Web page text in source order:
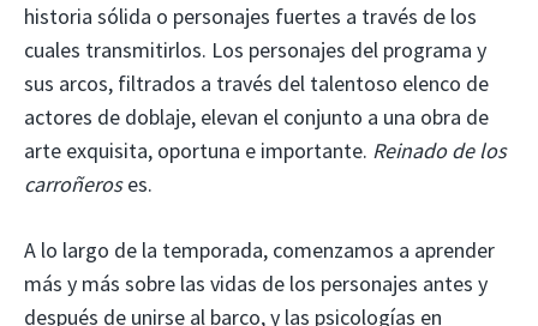
historia sólida o personajes fuertes a través de los
cuales transmitirlos. Los personajes del programa y
sus arcos, filtrados a través del talentoso elenco de
actores de doblaje, elevan el conjunto a una obra de
arte exquisita, oportuna e importante. Reinado de los
carroñeroses.
A lo largo de la temporada, comenzamos a aprender
más y más sobre las vidas de los personajes antes y
después de unirse al barco, y las psicologías en